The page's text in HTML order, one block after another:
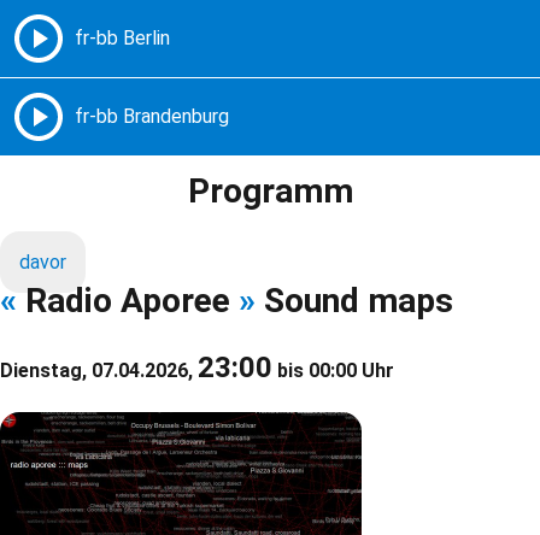
Freie Radios – Berlin Brandenburg
Programm
davor
« Radio Aporee » Sound maps
Dienstag, 07.04.2026, 23:00 bis 00:00 Uhr